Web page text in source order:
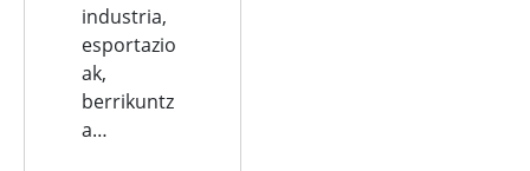
industria,
esportazio
ak,
berrikuntz
a…